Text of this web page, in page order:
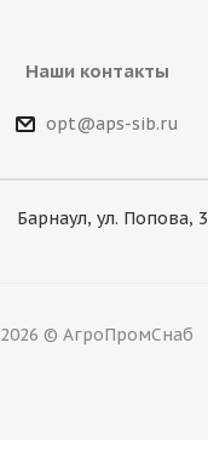
Наши контакты
opt@aps-sib.ru
Барнаул, ул. Попова, 3
2026 © АгроПромСнаб